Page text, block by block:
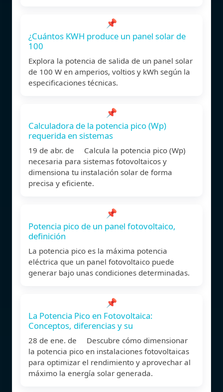
📌
¿Cuántos KWH produce un panel solar de
100
Explora la potencia de salida de un panel solar
de 100 W en amperios, voltios y kWh según la
especificaciones técnicas.
📌
Calculadora de la potencia pico (Wp)
requerida en sistemas
19 de abr. de Calcula la potencia pico (Wp)
necesaria para sistemas fotovoltaicos y
dimensiona tu instalación solar de forma
precisa y eficiente.
📌
Potencia pico de un panel fotovoltaico,
definición
La potencia pico es la máxima potencia
eléctrica que un panel fotovoltaico puede
generar bajo unas condiciones determinadas.
📌
La Potencia Pico en Fotovoltaica:
Conceptos, diferencias y su
28 de ene. de Descubre cómo dimensionar
la potencia pico en instalaciones fotovoltaicas
para optimizar el rendimiento y aprovechar al
máximo la energía solar generada.